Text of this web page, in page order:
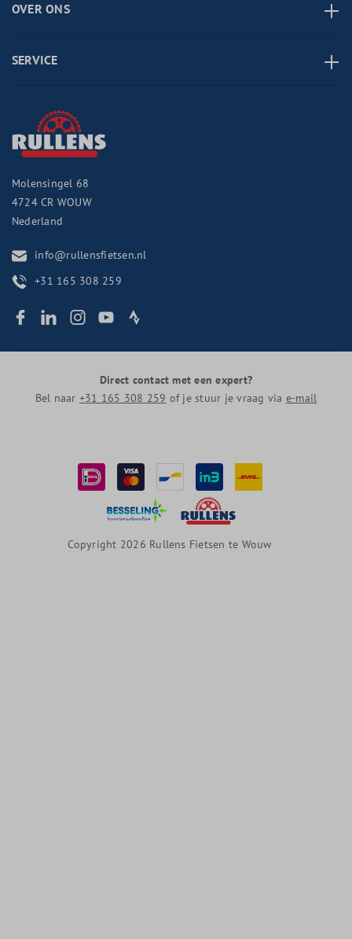
OVER ONS
SERVICE
Molensingel 68
4724 CR WOUW
Nederland
info@rullensfietsen.nl
+31 165 308 259
Direct contact met een expert?
Bel naar +31 165 308 259 of je stuur je vraag via e-mail
Copyright 2026 Rullens Fietsen te Wouw